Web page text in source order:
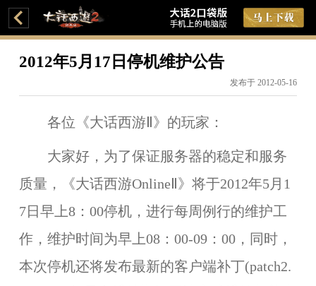
2012年5月17日停机维护公告
发布于 2012-05-16
各位《大话西游Ⅱ》的玩家：
大家好，为了保证服务器的稳定和服务
质量，《大话西游OnlineⅡ》将于2012年5月1
7日早上8：00停机，进行每周例行的维护工
作，维护时间为早上08：00-09：00，同时，
本次停机还将发布最新的客户端补丁(patch2.